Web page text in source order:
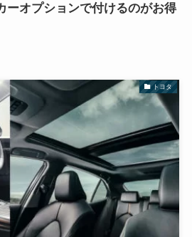
ーオプションで付けるのがお得
トヨタ